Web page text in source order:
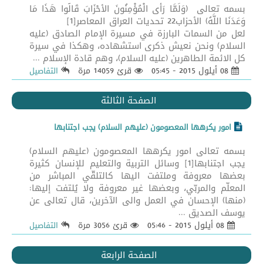
بسمه تعالى (وَلَمَّا رَأَى الْمُؤْمِنُونَ الأَحْزَابَ قَالُوا هَذَا مَا
وَعَدَنَا اللَّهُ) الأحزاب22 تحديات العراق المعاصر[1]
لعل من السمات البارزة في مسيرة الإمام الصادق (عليه
السلام) ونحن نعيش ذكرى استشهاده، وهكذا في سيرة
كل الائمة الطاهرين (عليه السلام)، وهم قادة الإسلام ...
قرئ 14059 مرة التفاصيل
الصفحة الثالثة
امور يكرهها المعصومون (عليهم السلام) يجب اجتنابها
بسمه تعالى امور يكرهها المعصومون (عليهم السلام)
يجب اجتنابها[1] وسائل التربية والتعليم للإنسان كثيرة
بعضها معروفة وملتفت اليها كالتلقّي المباشر من
المعلّم والمربّي، وبعضها غير معروفة ولا يُلتفت إليها:
(منها) الإحسان في العمل والى الآخرين، قال تعالى عن
يوسف الصديق ...
قرئ 3056 مرة التفاصيل
الصفحة الرابعة